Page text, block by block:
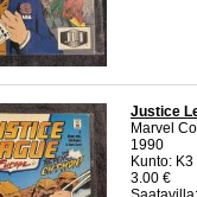
Justice
Marvel
1990
Kunto:
3.00 €